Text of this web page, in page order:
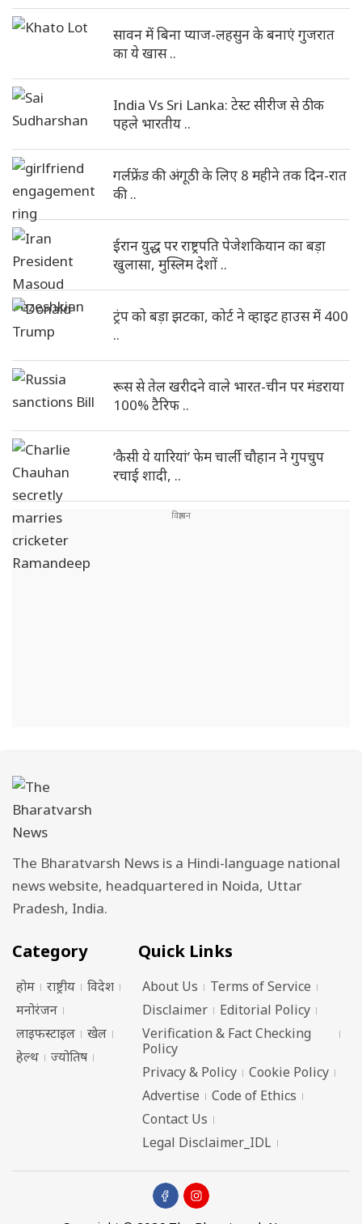
सावन में बिना प्याज-लहसुन के बनाएं गुजरात
का ये खास ..
India Vs Sri Lanka: टेस्ट सीरीज से ठीक
पहले भारतीय ..
गर्लफ्रेंड की अंगूठी के लिए 8 महीने तक दिन-रात
की ..
ईरान युद्ध पर राष्ट्रपति पेजेशकियान का बड़ा
खुलासा, मुस्लिम देशों ..
ट्रंप को बड़ा झटका, कोर्ट ने व्हाइट हाउस में 400
..
रूस से तेल खरीदने वाले भारत-चीन पर मंडराया
100% टैरिफ ..
‘कैसी ये यारियां’ फेम चार्ली चौहान ने गुपचुप
रचाई शादी, ..
The Bharatvarsh News is a Hindi-language national
news website, headquartered in Noida, Uttar
Pradesh, India.
Category
होम राष्ट्रीय
विदेश
मनोरंजन
लाइफस्टाइल
खेल
हेल्थ
ज्योतिष
Quick Links
About Us
Terms of Service
Disclaimer
Editorial Policy
Verification & Fact Checking
Policy
Privacy & Policy
Cookie Policy
Advertise
Code of Ethics
Contact Us
Legal Disclaimer_IDL